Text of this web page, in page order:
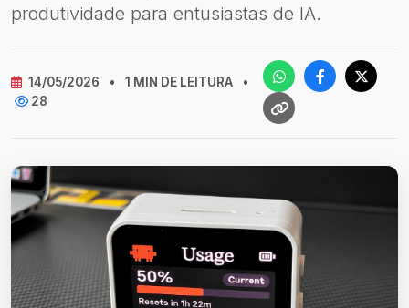
produtividade para entusiastas de IA.
14/05/2026 • 1 MIN DE LEITURA
•
28